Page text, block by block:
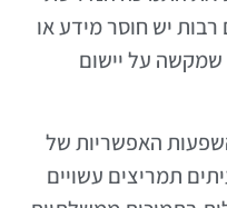
יש חוסר מידע או
שמקשה על יישום
האפשריות של
תמריצים עשויים